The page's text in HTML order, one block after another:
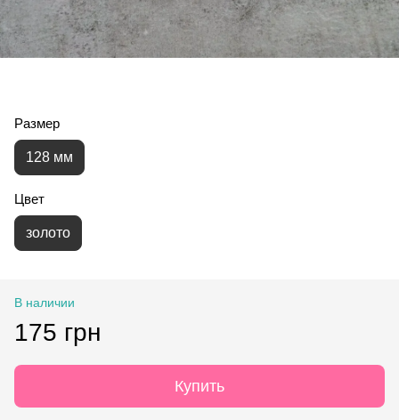
Размер
128 мм
Цвет
золото
В наличии
175 грн
Купить